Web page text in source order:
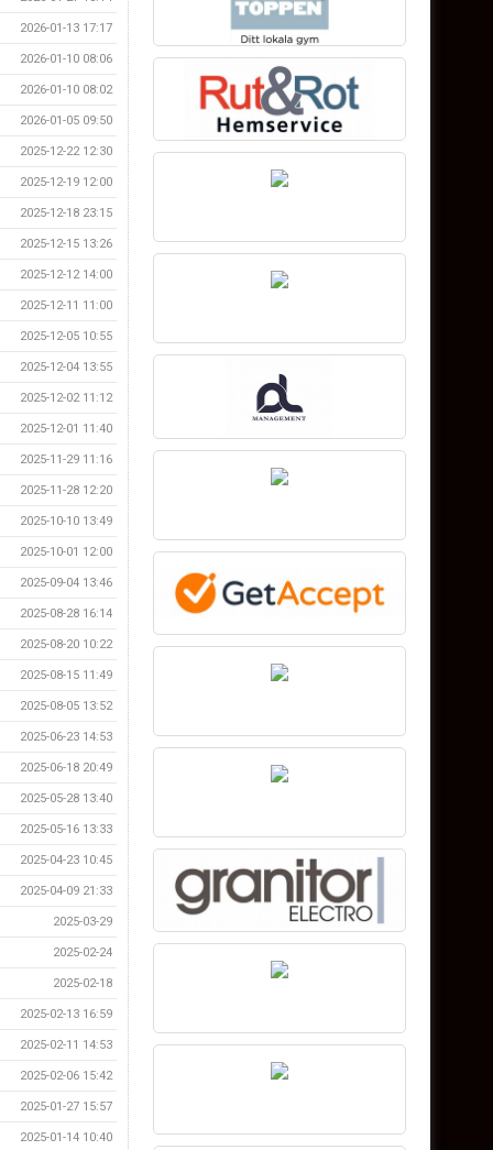
2026-01-13 17:17
2026-01-10 08:06
2026-01-10 08:02
2026-01-05 09:50
2025-12-22 12:30
2025-12-19 12:00
2025-12-18 23:15
2025-12-15 13:26
2025-12-12 14:00
2025-12-11 11:00
2025-12-05 10:55
2025-12-04 13:55
2025-12-02 11:12
2025-12-01 11:40
2025-11-29 11:16
2025-11-28 12:20
2025-10-10 13:49
2025-10-01 12:00
2025-09-04 13:46
2025-08-28 16:14
2025-08-20 10:22
2025-08-15 11:49
2025-08-05 13:52
2025-06-23 14:53
2025-06-18 20:49
2025-05-28 13:40
2025-05-16 13:33
2025-04-23 10:45
2025-04-09 21:33
2025-03-29
2025-02-24
2025-02-18
2025-02-13 16:59
2025-02-11 14:53
2025-02-06 15:42
2025-01-27 15:57
2025-01-14 10:40